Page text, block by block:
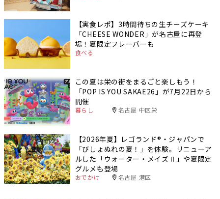
【実食レポ】3時間待ちの生チーズケーキ
「CHEESE WONDER」が名古屋に再登
場！夏限定フレーバーも
食べる
この夏は栄の街をまるごと楽しもう！
「POP IS YOU SAKAE26」が7月22日から
開催
暮らし 名古屋 中区栄
【2026年夏】レゴランド®・ジャパンで
「びしょぬれの夏！」を体験。リニューア
ルした「ウォーター・メイズⅡ」や夏限定
グルメも登場
おでかけ 名古屋 港区